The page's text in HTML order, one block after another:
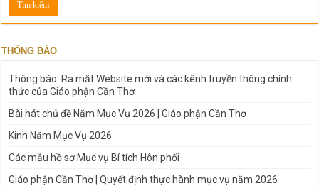
THÔNG BÁO
Thông báo: Ra mắt Website mới và các kênh truyền thông chính
thức của Giáo phận Cần Thơ
Bài hát chủ đề Năm Mục Vụ 2026 | Giáo phận Cần Thơ
Kinh Năm Mục Vụ 2026
Các mẫu hồ sơ Mục vụ Bí tích Hôn phối
Giáo phận Cần Thơ | Quyết định thực hành mục vụ năm 2026